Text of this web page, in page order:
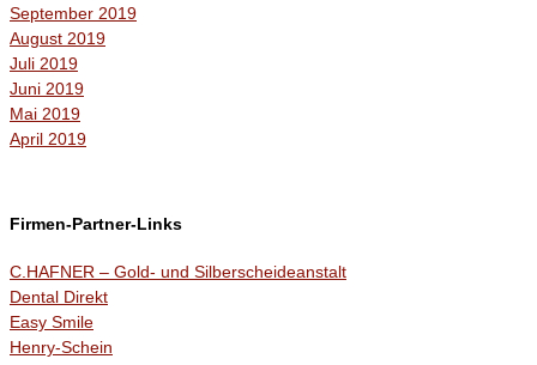
September 2019
August 2019
Juli 2019
Juni 2019
Mai 2019
April 2019
Firmen-Partner-Links
C.HAFNER – Gold- und Silberscheideanstalt
Dental Direkt
Easy Smile
Henry-Schein